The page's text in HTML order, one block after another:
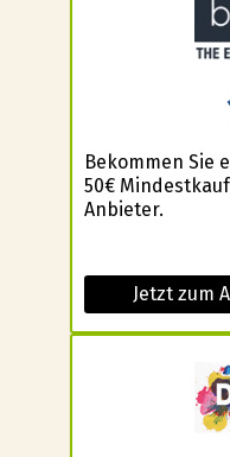
Bekommen Sie
50€
Anbieter.
Jetzt zum